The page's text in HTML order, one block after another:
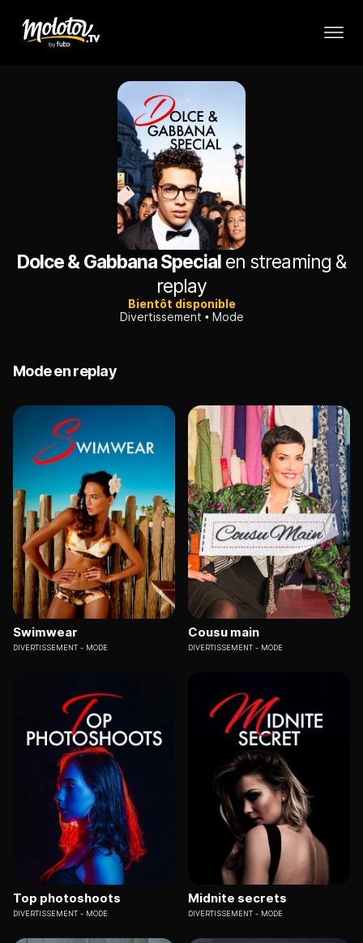
Dolce & Gabbana Specialen streaming &
replay
Bientôt disponible
Divertissement
Mode
Mode en replay
Swimwear
DIVERTISSEMENT MODE
Cousu main
DIVERTISSEMENT MODE
Top photoshoots
DIVERTISSEMENT MODE
Midnite secrets
DIVERTISSEMENT MODE